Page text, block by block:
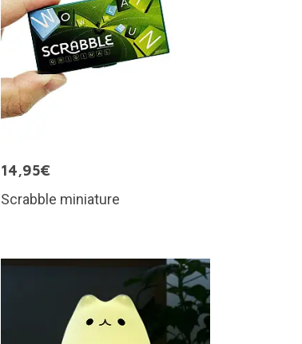
14,95€
Scrabble miniature